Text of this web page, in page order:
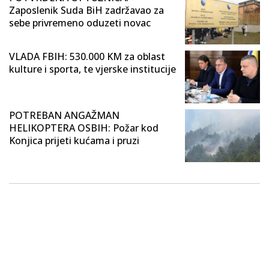
Zaposlenik Suda BiH zadržavao za
sebe privremeno oduzeti novac
VLADA FBIH: 530.000 KM za oblast
kulture i sporta, te vjerske institucije
POTREBAN ANGAŽMAN
HELIKOPTERA OSBIH: Požar kod
Konjica prijeti kućama i pruzi